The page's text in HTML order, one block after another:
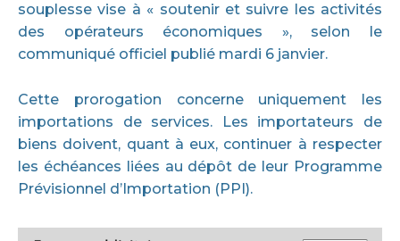
souplesse vise à « soutenir et suivre les activités
des opérateurs économiques », selon le
communiqué officiel publié mardi 6 janvier.
Cette prorogation concerne uniquement les
importations de services. Les importateurs de
biens doivent, quant à eux, continuer à respecter
les échéances liées au dépôt de leur Programme
Prévisionnel d’Importation (PPI).